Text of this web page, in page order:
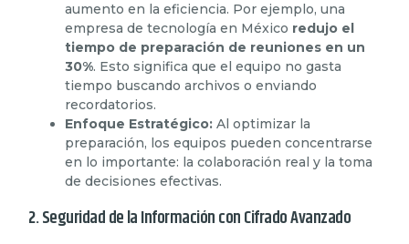
aumento en la eficiencia. Por ejemplo, una
empresa de tecnología en México redujo el
tiempo de preparación de reuniones en un
30%. Esto significa que el equipo no gasta
tiempo buscando archivos o enviando
recordatorios.
Enfoque Estratégico: Al optimizar la
preparación, los equipos pueden concentrarse
en lo importante: la colaboración real y la toma
de decisiones efectivas.
2. Seguridad de la Información con Cifrado Avanzado